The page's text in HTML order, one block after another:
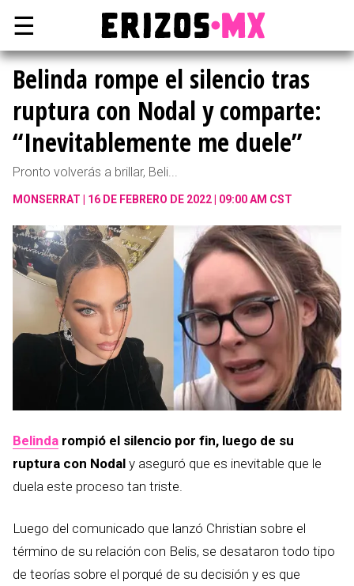
☰
Belinda rompe el silencio tras
ruptura con Nodal y comparte:
“Inevitablemente me duele”
Pronto volverás a brillar, Beli...
MONSERRAT 16 DE FEBRERO DE 2022 | 09:00 AM CST
Belinda rompió el silencio por fin, luego de su
ruptura con Nodal y aseguró que es inevitable que le
duela este proceso tan triste.
Luego del comunicado que lanzó Christian sobre el
término de su relación con Belis, se desataron todo tipo
de teorías sobre el porqué de su decisión y es que